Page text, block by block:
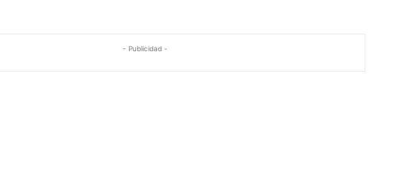
- Publicidad -